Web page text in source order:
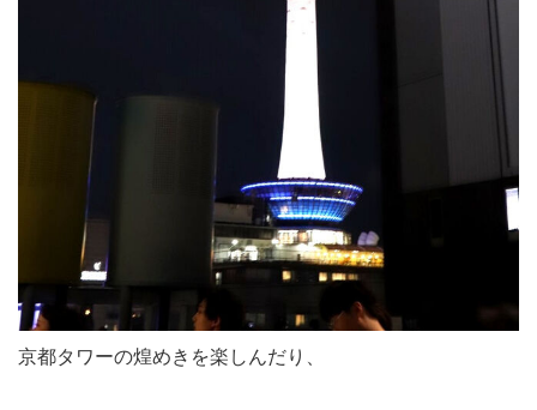
京都タワーの煌めきを楽しんだり、